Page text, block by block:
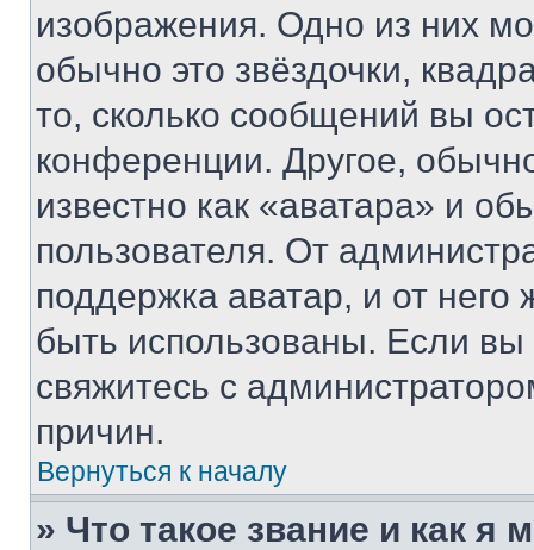
изображения. Одно из них
обычно это звёздочки,
то, сколько сообщений вы
конференции. Другое,
известно как «аватара» и
пользователя. От
поддержка аватар, и от него
быть использованы. Если
свяжитесь с
причин.
Вернуться к началу
» Что такое звание и как я